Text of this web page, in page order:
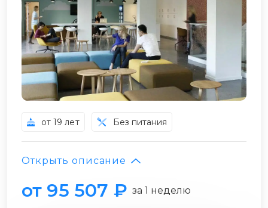
от 19 лет Без питания
Открыть описание
от 95 507 ₽ за 1 неделю